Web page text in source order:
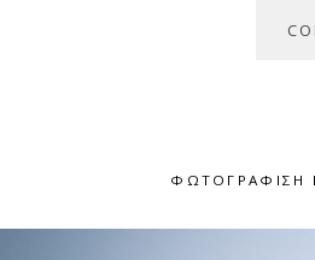
ΦΩΤΟΓΡΆΦΙΣΗ